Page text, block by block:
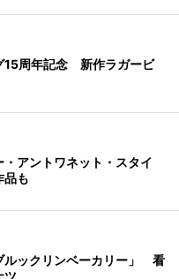
15周年記念 新作ラガービ
アントワネット・スタイ
も
ルックリンベーカリー」 看
ツ